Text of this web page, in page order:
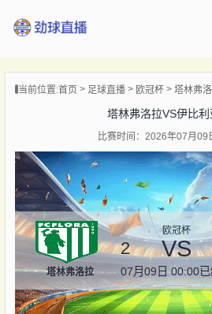
播
闻
当前位置:首页 足球直播 欧冠杯 塔林弗
塔林弗洛拉VS伊比
比赛时间：2026年07月09
塔林弗洛拉
欧冠杯
2 VS
07月09日 00:00